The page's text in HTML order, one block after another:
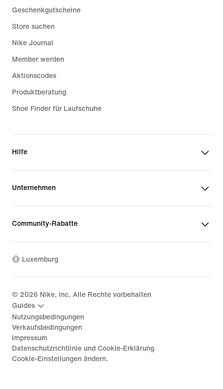
Geschenkgutscheine
Store suchen
Nike Journal
Member werden
Aktionscodes
Produktberatung
Shoe Finder für Laufschuhe
Hilfe
Unternehmen
Community-Rabatte
Luxemburg
© 2026 Nike, Inc. Alle Rechte vorbehalten
Guides
Nutzungsbedingungen
Verkaufsbedingungen
Impressum
Datenschutzrichtlinie und Cookie-Erklärung
Cookie-Einstellungen ändern.